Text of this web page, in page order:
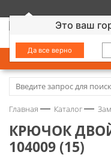
Это ваш
Да все верно
КАТАЛОГ
Замочно-скобяные
Колеса
Главная Каталог
КРЮЧОК
104009 (15)